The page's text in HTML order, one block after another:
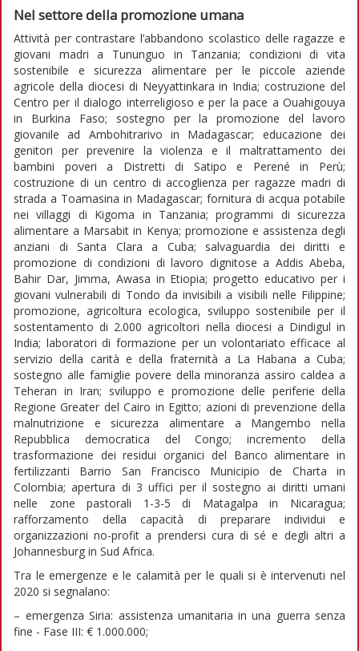
Nel settore della promozione umana
Attività per contrastare l’abbandono scolastico delle ragazze e
giovani madri a Tununguo in Tanzania; condizioni di vita
sostenibile e sicurezza alimentare per le piccole aziende
agricole della diocesi di Neyyattinkara in India; costruzione del
Centro per il dialogo interreligioso e per la pace a Ouahigouya
in Burkina Faso; sostegno per la promozione del lavoro
giovanile ad Ambohitrarivo in Madagascar; educazione dei
genitori per prevenire la violenza e il maltrattamento dei
bambini poveri a Distretti di Satipo e Perené in Perù;
costruzione di un centro di accoglienza per ragazze madri di
strada a Toamasina in Madagascar; fornitura di acqua potabile
nei villaggi di Kigoma in Tanzania; programmi di sicurezza
alimentare a Marsabit in Kenya; promozione e assistenza degli
anziani di Santa Clara a Cuba; salvaguardia dei diritti e
promozione di condizioni di lavoro dignitose a Addis Abeba,
Bahir Dar, Jimma, Awasa in Etiopia; progetto educativo per i
giovani vulnerabili di Tondo da invisibili a visibili nelle Filippine;
promozione, agricoltura ecologica, sviluppo sostenibile per il
sostentamento di 2.000 agricoltori nella diocesi a Dindigul in
India; laboratori di formazione per un volontariato efficace al
servizio della carità e della fraternità a La Habana a Cuba;
sostegno alle famiglie povere della minoranza assiro caldea a
Teheran in Iran; sviluppo e promozione delle periferie della
Regione Greater del Cairo in Egitto; azioni di prevenzione della
malnutrizione e sicurezza alimentare a Mangembo nella
Repubblica democratica del Congo; incremento della
trasformazione dei residui organici del Banco alimentare in
fertilizzanti Barrio San Francisco Municipio de Charta in
Colombia; apertura di 3 uffici per il sostegno ai diritti umani
nelle zone pastorali 1-3-5 di Matagalpa in Nicaragua;
rafforzamento della capacità di preparare individui e
organizzazioni no-profit a prendersi cura di sé e degli altri a
Johannesburg in Sud Africa.
Tra le emergenze e le calamità per le quali si è intervenuti nel
2020 si segnalano:
– emergenza Siria: assistenza umanitaria in una guerra senza
fine - Fase III: € 1.000.000;